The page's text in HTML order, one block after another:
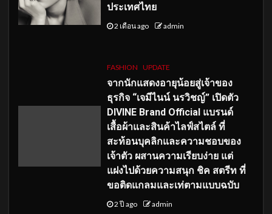
ประเทศไทย
2 เดือน ago admin
FASHION UPDATE
จากนักแสดงอายุน้อยสู่เจ้าของ
ธุรกิจ “เจมีไนน์ นรวิชญ์” เปิดตัว
DIVINE Brand Official แบรนด์
เสื้อผ้าและสินค้าไลฟ์สไตล์ ที่
สะท้อนบุคลิกและความชอบของ
เจ้าตัว ผสานความเรียบง่าย แต่
แฝงไปด้วยความสนุก ชิค สตรีท ที่
ขอติดแกลมและเท่ตามแบบฉบับ
2 ปี ago admin